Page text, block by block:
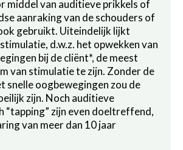
middel van auditieve prikkels of
aanraking van de schouders of
gebruikt. Uiteindelijk lijkt
d.w.z. het opwekken van
bij de cliënt*, de meest
van stimulatie te zijn. Zonder de
snelle oogbewegingen zou de
zijn. Noch auditieve
“tapping” zijn even doeltreffend,
van meer dan 10 jaar